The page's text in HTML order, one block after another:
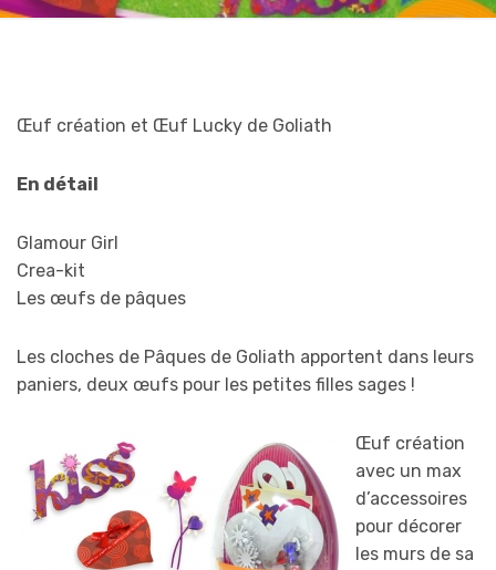
Œuf création et Œuf Lucky de Goliath
En détail
Glamour Girl
Crea-kit
Les œufs de pâques
Les cloches de Pâques de Goliath apportent dans leurs
paniers, deux œufs pour les petites filles sages !
Œuf création
avec un max
d’accessoires
pour décorer
les murs de sa